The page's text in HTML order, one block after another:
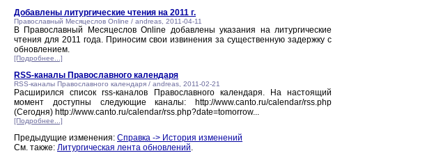
Добавлены литургические чтения на 2011 г.
Православный Месяцеслов Online / andreas, 2011-04-11
В Православный Месяцеслов Online добавлены указания на литургические
чтения для 2011 года. Приносим свои извинения за существенную задержку с
обновлением.
[Подробнее...]
RSS-каналы Православного календаря
RSS-каналы Православного календаря / andreas, 2011-02-21
Расширился список rss-каналов Православного календаря. На настоящий
момент доступны следующие каналы: http://www.canto.ru/calendar/rss.php
(Сегодня) http://www.canto.ru/calendar/rss.php?date=tomorrow...
[Подробнее...]
Предыдущие изменения: Справка -> История изменений
См. также: Литургическая лента обновлений.